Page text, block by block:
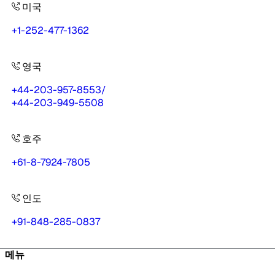
미국
+1-252-477-1362
영국
+44-203-957-8553/
+44-203-949-5508
호주
+61-8-7924-7805
인도
+91-848-285-0837
메뉴